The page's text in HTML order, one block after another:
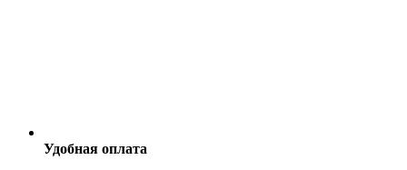
Удобная оплата